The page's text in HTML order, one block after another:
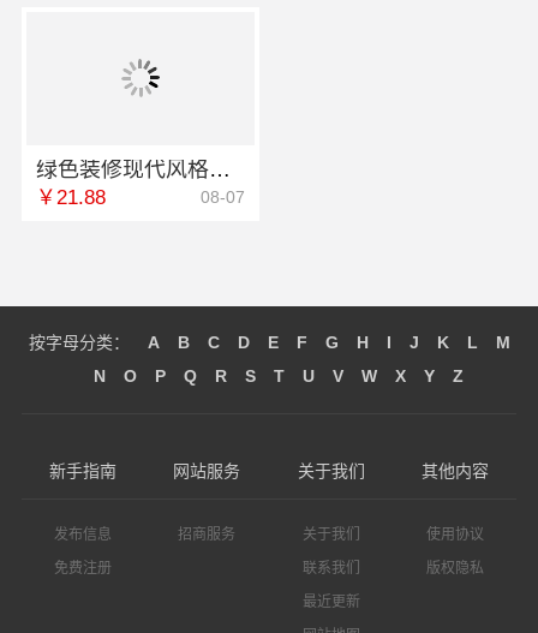
绿色装修现代风格靠谱吗江西尚宅尚品新型环保材料有限公司
￥21.88 08-07
按字母分类： A B C D E F G H I J K L
M
N
O P Q R S T U V W X Y Z
新手指南
发布信息
免费注册
网站服务
招商服务
关于我们
关于我们
联系我们
最近更新
其他内容
使用协议
版权隐私